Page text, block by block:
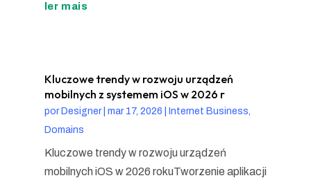
ler mais
Kluczowe trendy w rozwoju urządzeń
mobilnych z systemem iOS w 2026 r
porDesigner| mar 17, 2026
Internet Business,
Domains
Kluczowe trendy w rozwoju urządzeń
mobilnych iOS w 2026 rokuTworzenie aplikacji